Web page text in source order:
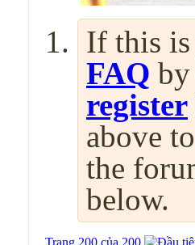
If this
FAQ
register
above
the
below.
Trang 200 của 200